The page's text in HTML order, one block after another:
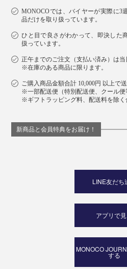
MONOCOでは、バイヤーが実際に3
品だけを取り扱っています。
ひと目で良さがわかって、即決した
扱っています。
正午までのご注文（支払い済み）は当
※在庫のある商品に限ります。
ご購入商品金額合計 10,000円 以上で
※一部配送便（特別配送便、クール便
※ギフトラッピング料、配送料を除く
新商品と会員特典をお届け！
LINE友だち
アプリで
MONOCO
する